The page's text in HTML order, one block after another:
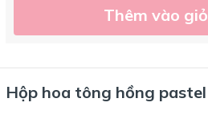
Thêm vào giỏ
Hộp hoa tông hồng pastel